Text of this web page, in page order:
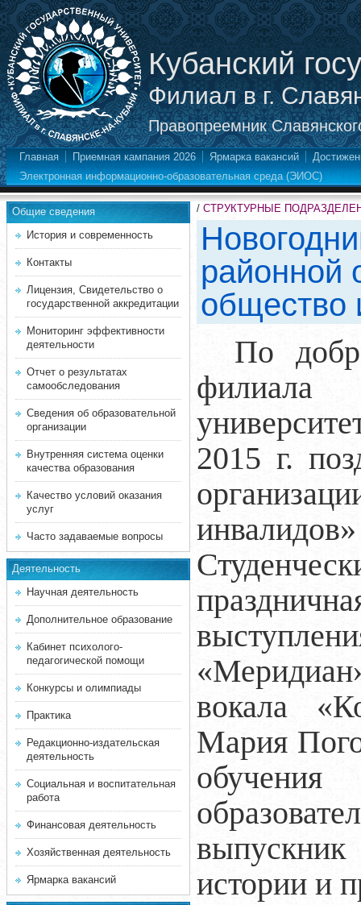
Кубанский
Филиал в г.
Правопреемник
Главная Приемная кампания 2026 Ярмарка вакансий
Электронная информационно-образовательная среда (ЭИОС)
Общие сведения
История и современность
Контакты
Лицензия, Свидетельство о
государственной аккредитации
Мониторинг эффективности
деятельности
Отчет о результатах
самообследования
Сведения об образовательной
организации
Внутренняя система оценки
качества образования
Качество условий оказания
услуг
Часто задаваемые вопросы
Деятельность
Научная деятельность
Дополнительное образование
Кабинет психолого-
педагогической помощи
Конкурсы и олимпиады
Практика
Редакционно-издательская
деятельность
Социальная и воспитательная
работа
Финансовая деятельность
Хозяйственная деятельность
Ярмарка вакансий
/ СТРУКТУРНЫЕ
районной
общество
По
филиала
2015 г.
вокала
Мария
истории и